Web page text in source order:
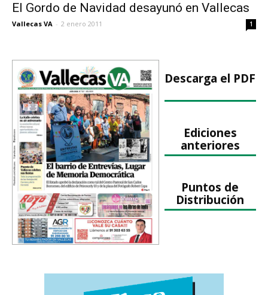
El Gordo de Navidad desayunó en Vallecas
Vallecas VA - 2 enero 2011 1
Descarga el PDF
Ediciones
anteriores
Puntos de
Distribución